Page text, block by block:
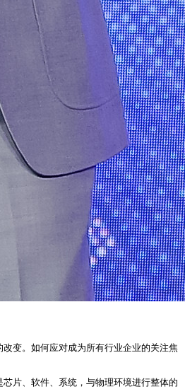
变。如何应对成为所有行业企业的关注焦
片、软件、系统，与物理环境进行整体的